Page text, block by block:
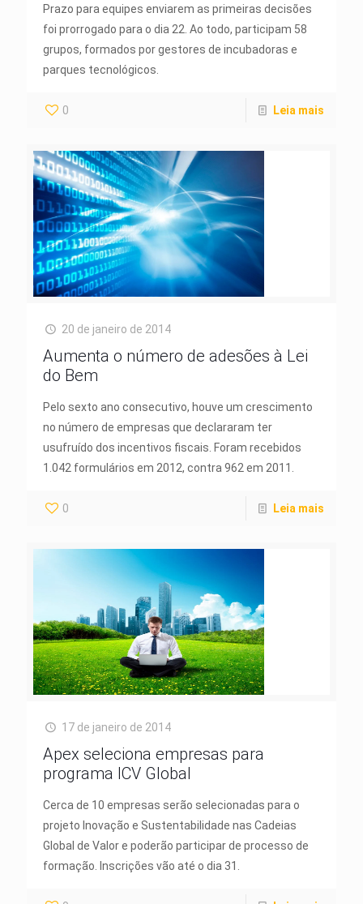
Prazo para equipes enviarem as primeiras decisões
foi prorrogado para o dia 22. Ao todo, participam 58
grupos, formados por gestores de incubadoras e
parques tecnológicos.
0 Leia mais
20 de janeiro de 2014
Aumenta o número de adesões à Lei
do Bem
Pelo sexto ano consecutivo, houve um crescimento
no número de empresas que declararam ter
usufruído dos incentivos fiscais. Foram recebidos
1.042 formulários em 2012, contra 962 em 2011.
0 Leia mais
17 de janeiro de 2014
Apex seleciona empresas para
programa ICV Global
Cerca de 10 empresas serão selecionadas para o
projeto Inovação e Sustentabilidade nas Cadeias
Global de Valor e poderão participar de processo de
formação. Inscrições vão até o dia 31.